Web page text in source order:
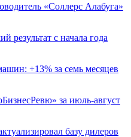
«Соллерс Алабуга»
результат с начала года
+13% за семь месяцев
за июль-август
базу дилеров